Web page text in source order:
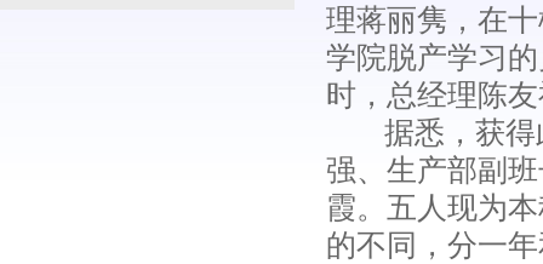
理蒋丽隽，在
学院脱产学习
时，总经理陈
据悉，获得
强、生产部副
霞。五人现为
的不同，分一